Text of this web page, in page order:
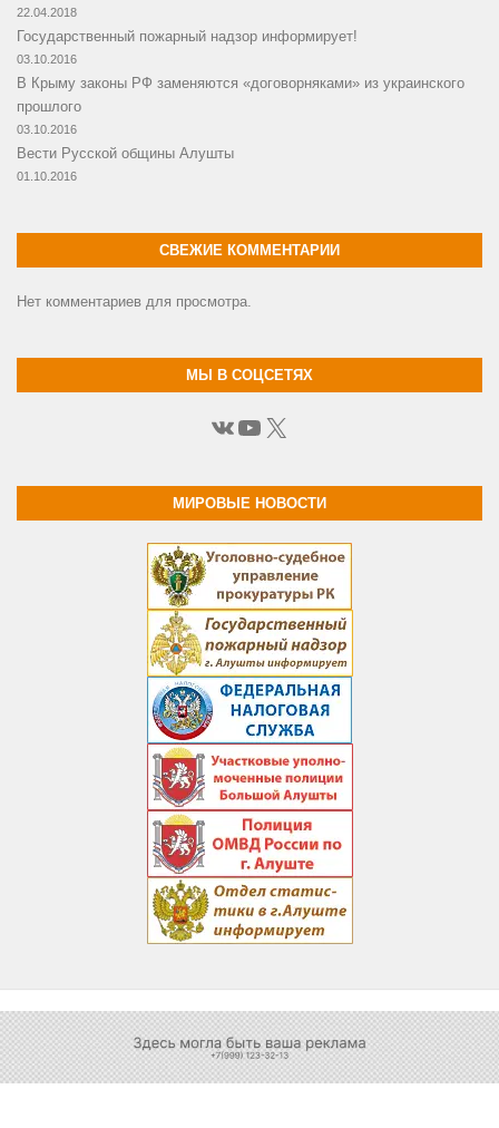
22.04.2018
Государственный пожарный надзор информирует!
03.10.2016
В Крыму законы РФ заменяются «договорняками» из украинского
прошлого
03.10.2016
Вести Русской общины Алушты
01.10.2016
СВЕЖИЕ КОММЕНТАРИИ
Нет комментариев для просмотра.
МЫ В СОЦСЕТЯХ
ВКонтакте
YouTube
X
МИРОВЫЕ НОВОСТИ